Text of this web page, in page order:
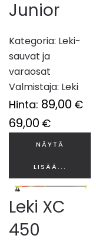
Junior
Kategoria: Leki-
sauvat ja
varaosat
Valmistaja: Leki
Hinta: 89,00 €
69,00 €
NÄYTÄ
LISÄÄ...
Leki XC
450